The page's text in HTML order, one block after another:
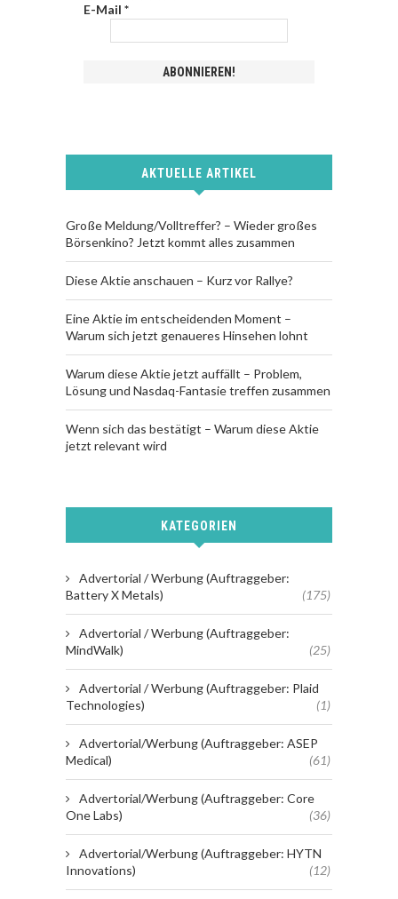
E-Mail *
AKTUELLE ARTIKEL
Große Meldung/Volltreffer? – Wieder großes
Börsenkino? Jetzt kommt alles zusammen
Diese Aktie anschauen – Kurz vor Rallye?
Eine Aktie im entscheidenden Moment –
Warum sich jetzt genaueres Hinsehen lohnt
Warum diese Aktie jetzt auffällt – Problem,
Lösung und Nasdaq-Fantasie treffen zusammen
Wenn sich das bestätigt – Warum diese Aktie
jetzt relevant wird
KATEGORIEN
Advertorial / Werbung (Auftraggeber:
Battery X Metals)
(175)
Advertorial / Werbung (Auftraggeber:
MindWalk)
(25)
Advertorial / Werbung (Auftraggeber: Plaid
Technologies)
(1)
Advertorial/Werbung (Auftraggeber: ASEP
Medical)
(61)
Advertorial/Werbung (Auftraggeber: Core
One Labs)
(36)
Advertorial/Werbung (Auftraggeber: HYTN
Innovations)
(12)